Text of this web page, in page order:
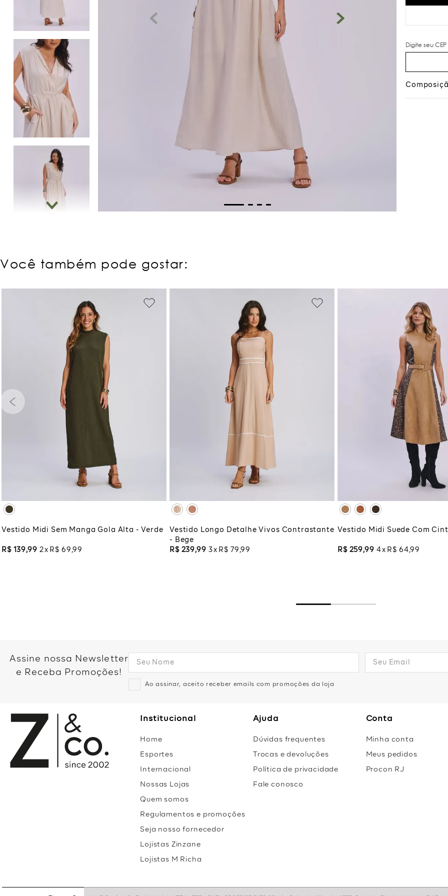
Você também pode gostar:
G
ADICIONAR À SACOLA
Vestido Midi Sem Manga Gola Alta - Verde
R$ 139,99 2 R$ 69 ,99
XGG
ADICIONAR À SACOLA
Vestido Longo Detalhe Vivos Contrastante
- Bege
R$ 239,99 3 R$ 79 ,99
M
ADICIONAR À
Vestido Midi Suede Com
R$ 259,99 4 R$ 64,99
Assine nossa Newsletter
e Receba Promoções!
Ao assinar, aceito receber emails com promoções da loja
Institucional
Home
Esportes
Internacional
Nossas Lojas
Quem somos
Regulamentos e promoções
Seja nosso fornecedor
Lojistas Zinzane
Lojistas M Richa
Ajuda
Dúvidas frequentes
Trocas e devoluções
Política de privacidade
Fale conosco
Conta
Minha conta
Meus pedidos
Procon RJ